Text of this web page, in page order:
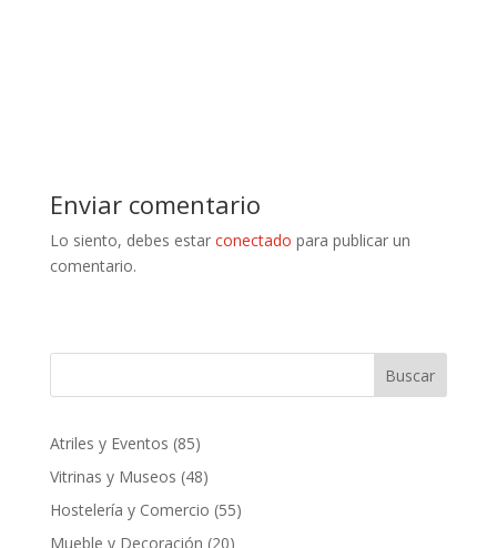
Enviar comentario
Lo siento, debes estar conectado para publicar un
comentario.
Buscar
Atriles y Eventos 8585
productos
Vitrinas y Museos 4848
productos
Hostelería y Comercio 5555
Mueble y Decoración 2020